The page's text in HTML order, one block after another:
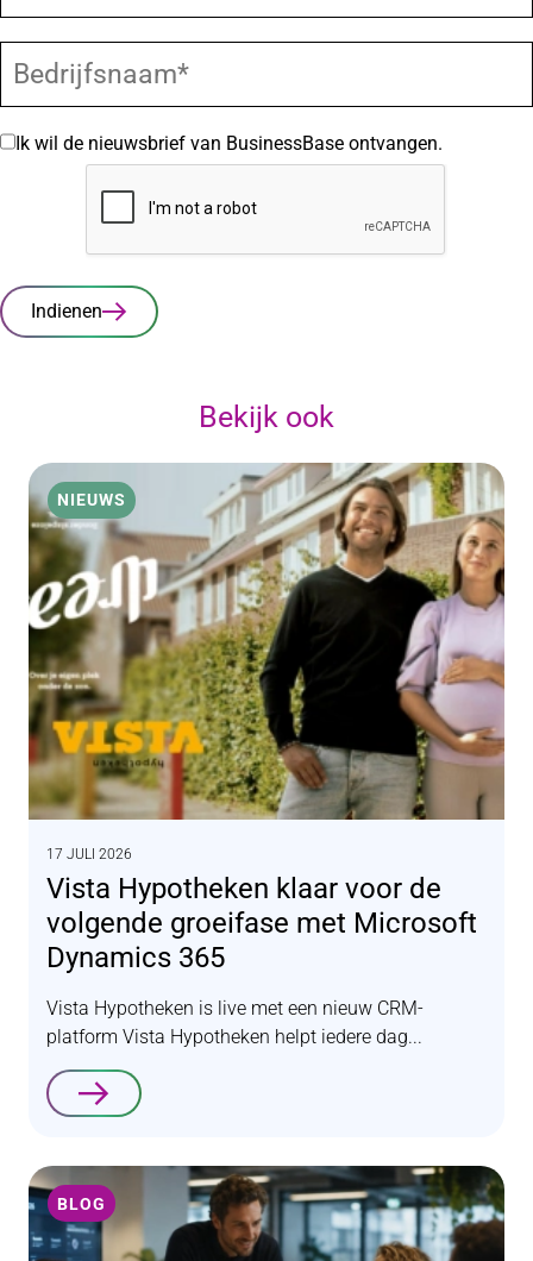
Ik wil de nieuwsbrief van BusinessBase ontvangen.
Indienen
Bekijk ook
NIEUWS
17 JULI 2026
Vista Hypotheken klaar voor de
volgende groeifase met Microsoft
Dynamics 365
Vista Hypotheken is live met een nieuw CRM-
platform Vista Hypotheken helpt iedere dag...
Lees verder
BLOG